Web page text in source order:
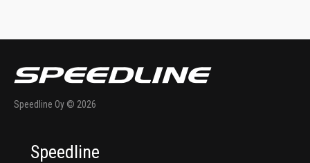
Speedline Oy © 2026
Speedline